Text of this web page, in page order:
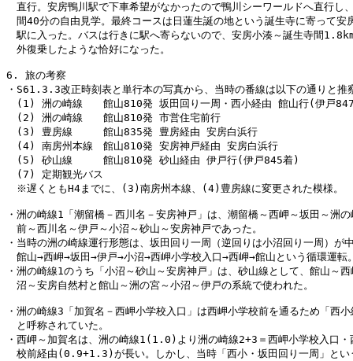
直行。安房鴨川駅で下車希望がなかったので鴨川シーワールドへ直行し
間40分の自由見学。最終コースは日蓮生誕の地という誕生寺に寄って安
駅に入った。バスは行きに駅へ寄らないので、安房小湊～誕生寺間
外復乗したような恰好になった。
6. 旅の考察
・S61.3.3改正時刻表と単行本の写真から、当時の番線は以下の通りと推
(1) 洲の崎線　　館山810発 坂田回り一周・西小経由 館山行(伊戸
(2) 洲の崎線　　館山810発 市営住宅前行
(3) 豊房線　　　館山835発 豊房経由 安房白浜行
(4) 南房州本線　館山810発 安房神戸経由 安房白浜行
(5) 砂山線　　　館山810発 砂山経由 伊戸行(伊戸845着)
(7) 定期観光バス
※遅くともH4までに、(3)南房州本線、(4)豊房線に変更された模様。
・洲の崎線1「潮留橋－西川名－安房神戸」は、潮留橋～西岬～坂田～洲
前～西川名～伊戸～小沼～砂山～安房神戸であった。
・当時の洲の崎線運行形態は、坂田回り一周（逆回りは小沼回り一周）が
館山→西岬→坂田→伊戸→小沼→西岬小学校入口→西岬→館山という循環運転
・洲の崎線1のうち「小沼～砂山～安房神戸」は、砂山線として、館山～
沼～安房自然村と館山～洲の宮～小沼～伊戸の系統で使われた。
・洲の崎線3「加賀名－西岬小学校入口」は西岬小学校前を通るため「西
と呼称されていた。
・西岬～加賀名は、洲の崎線1(1.0)より洲の崎線2+3＝西岬小学校入口・
校前経由(0.9+1.3)が長い。しかし、当時「西小・坂田回り一周」とい